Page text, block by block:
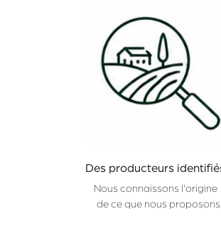
Des producteurs
Nous connaissons l'origine
de ce que nous proposons.